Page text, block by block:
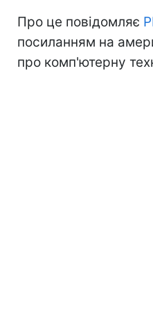
Про це повідомляє
посиланням на
про комп'ютерну